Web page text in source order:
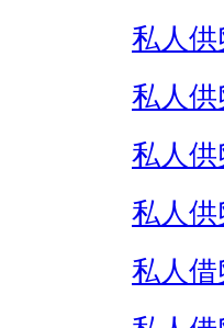
私人供
私人
私人供
私人供
私人